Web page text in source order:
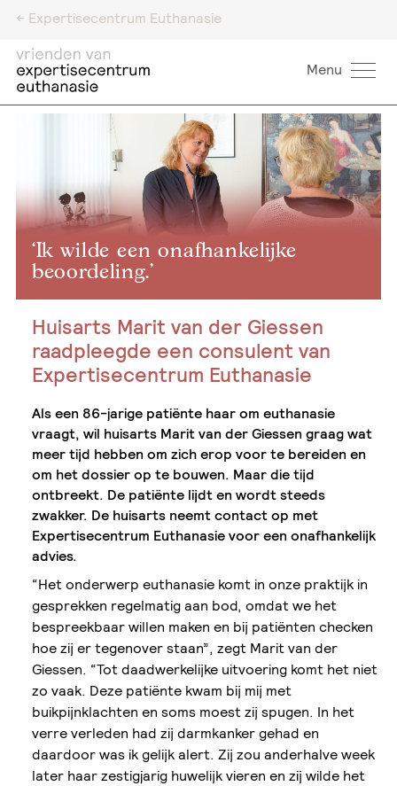
<- Expertisecentrum Euthanasie
Menu
‘Ik wilde een onafhankelijke
beoordeling.’
Huisarts Marit van der Giessen
raadpleegde een consulent van
Expertisecentrum Euthanasie
Als een 86-jarige patiënte haar om euthanasie
vraagt, wil huisarts Marit van der Giessen graag wat
meer tijd hebben om zich erop voor te bereiden en
om het dossier op te bouwen. Maar die tijd
ontbreekt. De patiënte lijdt en wordt steeds
zwakker. De huisarts neemt contact op met
Expertisecentrum Euthanasie voor een onafhankelijk
advies.
“Het onderwerp euthanasie komt in onze praktijk in
gesprekken regelmatig aan bod, omdat we het
bespreekbaar willen maken en bij patiënten checken
hoe zij er tegenover staan”, zegt Marit van der
Giessen. “Tot daadwerkelijke uitvoering komt het niet
zo vaak. Deze patiënte kwam bij mij met
buikpijnklachten en soms moest zij spugen. In het
verre verleden had zij darmkanker gehad en
daardoor was ik gelijk alert. Zij zou anderhalve week
later haar zestigjarig huwelijk vieren en zij wilde het